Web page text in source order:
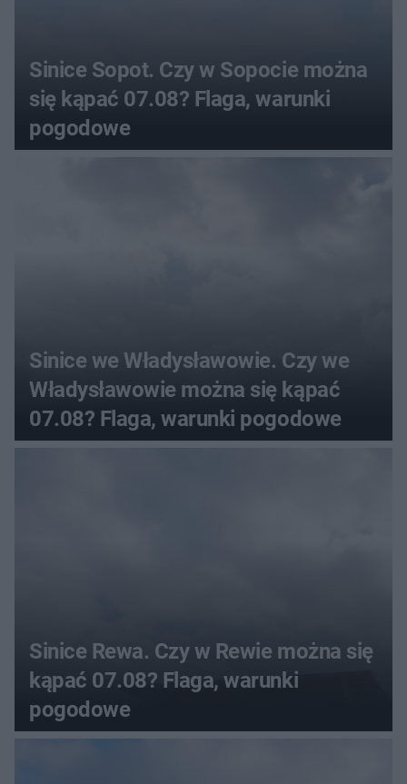
Sinice Sopot. Czy w Sopocie można
się kąpać 07.08? Flaga, warunki
pogodowe
Sinice we Władysławowie. Czy we
Władysławowie można się kąpać
07.08? Flaga, warunki pogodowe
Sinice Rewa. Czy w Rewie można się
kąpać 07.08? Flaga, warunki
pogodowe